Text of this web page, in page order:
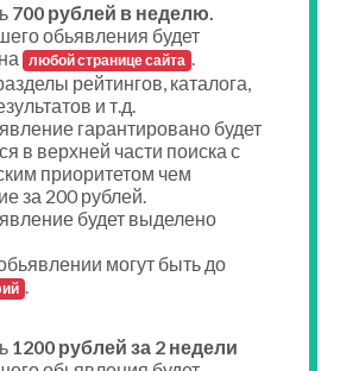
700 рублей в неделю.
обьявления будет
любой странице сайта .
рейтингов, каталога,
и т.д.
гарантировано будет
в верхней части поиска с
приоритетом чем
за 200 рублей.
будет выделено
могут быть до
.
1200 рублей за 2 недели